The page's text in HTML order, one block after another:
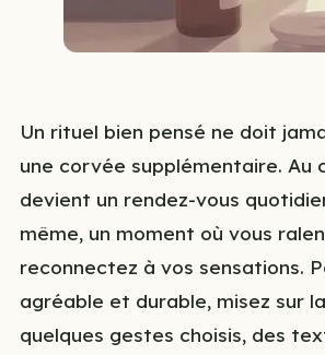
Un rituel bien pensé ne doit
une corvée supplémentaire. Au
devient un rendez-vous
même, un moment où vous
reconnectez à vos sensations.
agréable et durable, misez sur
quelques gestes choisis, des